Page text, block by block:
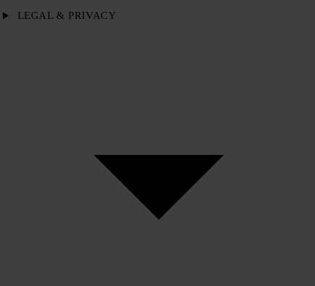
LEGAL & PRIVACY